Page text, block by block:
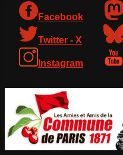
Facebook
Twitter - X
Instagram